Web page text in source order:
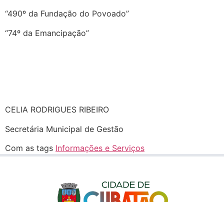
“490º da Fundação do Povoado”
“74º da Emancipação”
CELIA RODRIGUES RIBEIRO
Secretária Municipal de Gestão
Com as tags Informações e Serviços